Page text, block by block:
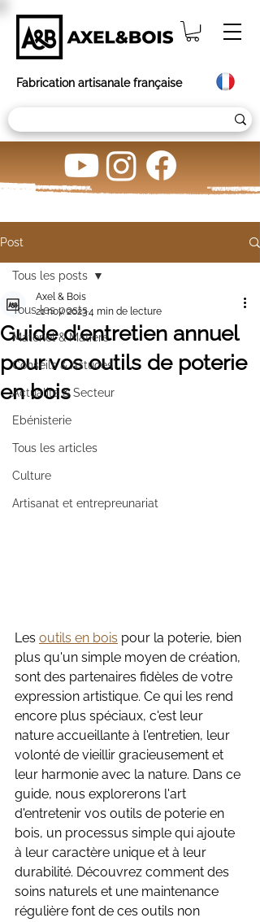
Fabrication artisanale française
Post
Tous les posts
Matériel & Matière
Conseils & Astuces
Actualité & Secteur
Ebénisterie
Tous les articles
Culture
Artisanat et entrepreunariat
Tous les posts
Guide d'entretien annuel
pour vos outils de poterie
en bois
Axel & Bois
21 nov. 20234 min de lecture
Les outils en bois pour la poterie, bien
plus qu'un simple moyen de création,
sont des partenaires fidèles de votre
expression artistique. Ce qui les rend
encore plus spéciaux, c'est leur
nature accueillante à l'entretien, leur
volonté de vieillir gracieusement et
leur harmonie avec la nature. Dans ce
guide, nous explorerons l'art
d'entretenir vos outils de poterie en
bois, un processus simple qui ajoute
à leur caractère unique et à leur
durabilité. Découvrez comment des
soins naturels et une maintenance
régulière font de ces outils non